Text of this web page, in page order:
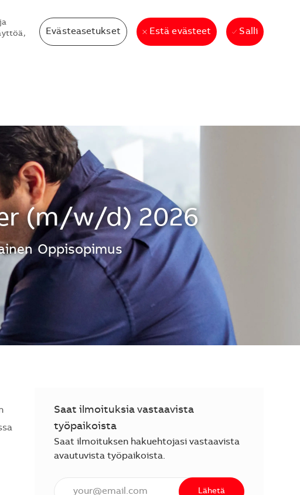
Evästeasetukset Estä evästeet Salli
(m/w/d) 2026
Oppisopimus
Saat ilmoituksia vastaavista
työpaikoista
Saat ilmoituksen hakuehtojasi vastaavista
avautuvista työpaikoista.
Anna sähköpostiosoite (vaaditaan).
Lähetä